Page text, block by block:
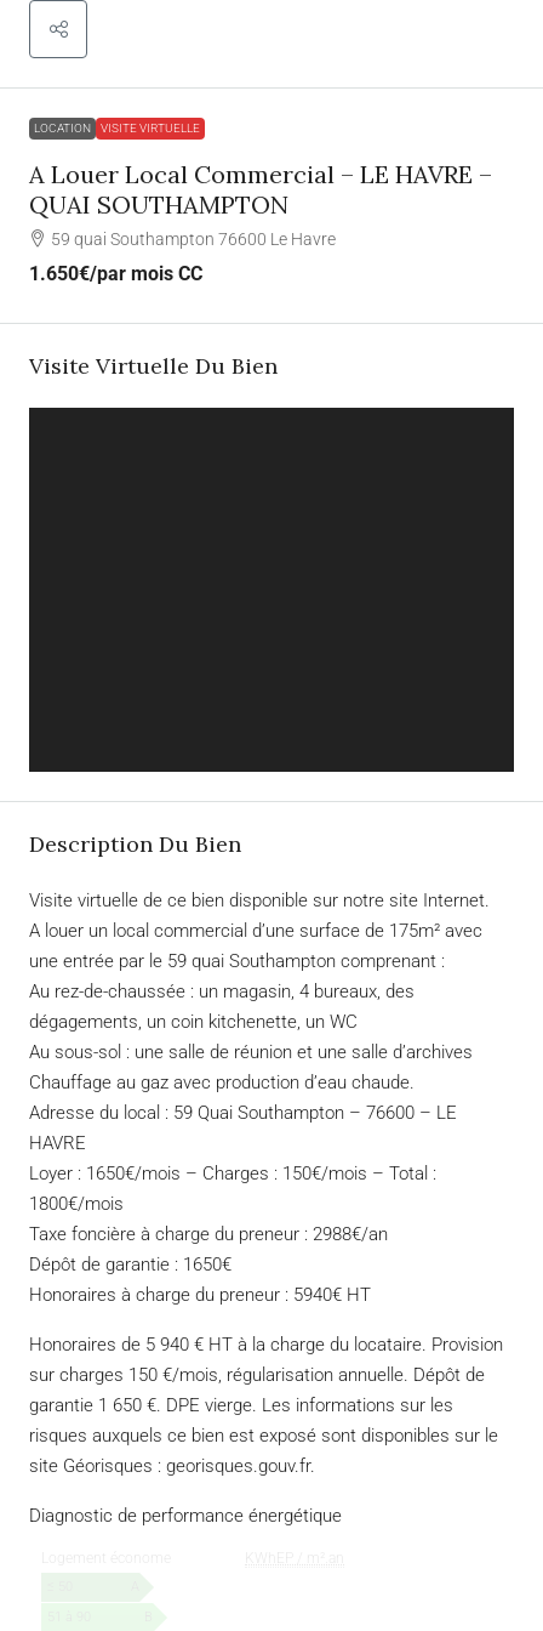
LOCATION VISITE VIRTUELLE
A Louer Local Commercial – LE HAVRE –
QUAI SOUTHAMPTON
59 quai Southampton 76600 Le Havre
1.650€/par mois CC
Visite Virtuelle Du Bien
Description Du Bien
Visite virtuelle de ce bien disponible sur notre site Internet.
A louer un local commercial d’une surface de 175m² avec
une entrée par le 59 quai Southampton comprenant :
Au rez-de-chaussée : un magasin, 4 bureaux, des
dégagements, un coin kitchenette, un WC
Au sous-sol : une salle de réunion et une salle d’archives
Chauffage au gaz avec production d’eau chaude.
Adresse du local : 59 Quai Southampton – 76600 – LE
HAVRE
Loyer : 1650€/mois – Charges : 150€/mois – Total :
1800€/mois
Taxe foncière à charge du preneur : 2988€/an
Dépôt de garantie : 1650€
Honoraires à charge du preneur : 5940€ HT
Honoraires de 5 940 € HT à la charge du locataire. Provision
sur charges 150 €/mois, régularisation annuelle. Dépôt de
garantie 1 650 €. DPE vierge. Les informations sur les
risques auxquels ce bien est exposé sont disponibles sur le
site Géorisques : georisques.gouv.fr.
Diagnostic de performance énergétique